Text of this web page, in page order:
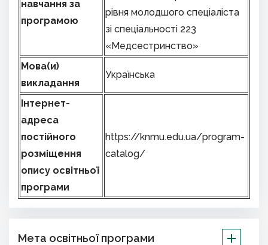
навчання за
програмою
рівня молодшого спеціаліста
зі спеціальності 223
«Медсестринство»
Мова(и)
викладання
Українська
Інтернет-
адреса
постійного
розміщення
опису освітньої
програми
https://knmu.edu.ua/program-
catalog/
Мета освітньої програми